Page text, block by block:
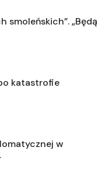
smoleńskich”. „Będą
katastrofie
w